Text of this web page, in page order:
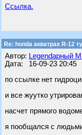
Ссылка.
Re: honda акватрах R-12
Автор: Legendарный
Дата: 16-09-23 20:45
по ссылке нет
и все жуутко
насчет прямого
я пообщался с людьми